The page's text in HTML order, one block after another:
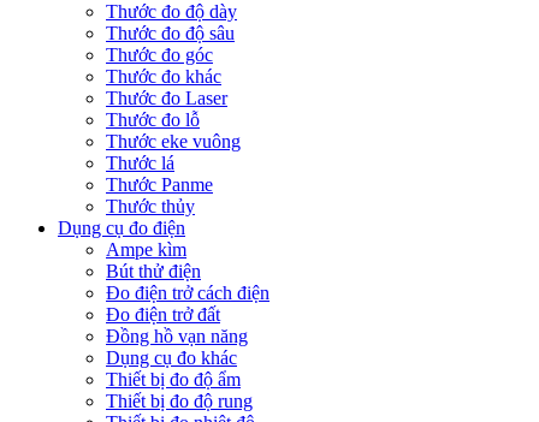
Thước đo độ dày
Thước đo độ sâu
Thước đo góc
Thước đo khác
Thước đo Laser
Thước đo lỗ
Thước eke vuông
Thước lá
Thước Panme
Thước thủy
Dụng cụ đo điện
Ampe kìm
Bút thử điện
Đo điện trở cách điện
Đo điện trở đất
Đồng hồ vạn năng
Dụng cụ đo khác
Thiết bị đo độ ẩm
Thiết bị đo độ rung